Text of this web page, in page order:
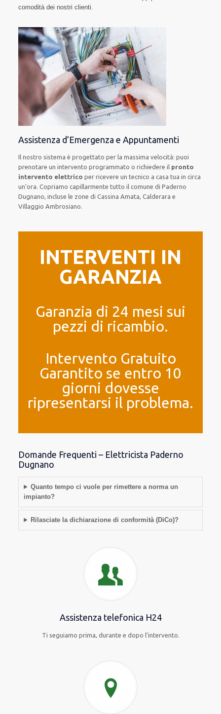
comodità dei nostri clienti.
Assistenza d’Emergenza e Appuntamenti
Il nostro sistema è progettato per la massima velocità: puoi
prenotare un intervento programmato o richiedere il pronto
intervento elettrico per ricevere un tecnico a casa tua in circa
un’ora. Copriamo capillarmente tutto il comune di Paderno
Dugnano, incluse le zone di Cassina Amata, Calderara e
Villaggio Ambrosiano.
INTERVENTI IN
GARANZIA
Garanzia di 24 mesi sui
pezzi di ricambio.
Intervento Gratuito
Garantito se entro 10
giorni dovesse
ripresentarsi il problema.
Domande Frequenti – Elettricista Paderno
Dugnano
Quanto tempo ci vuole per rimettere a norma un
impianto?
Rilasciate la dichiarazione di conformità (DiCo)?
Assistenza telefonica H24
Ti seguiamo prima, durante e dopo l’intervento.